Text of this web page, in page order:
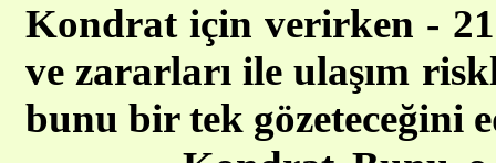
Kondrat için verirken -
ve zararları ile ulaşım
bunu bir tek gözeteceğini